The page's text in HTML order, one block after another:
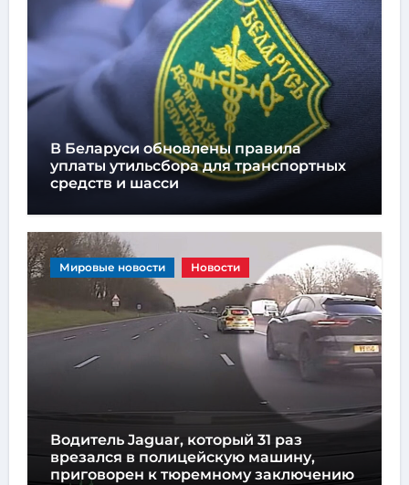
В Беларуси обновлены правила
уплаты утильсбора для транспортных
средств и шасси
Мировые новости Новости
Водитель Jaguar, который 31 раз
врезался в полицейскую машину,
приговорен к тюремному заключению